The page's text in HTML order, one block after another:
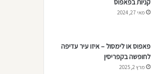
קניות בפאפוס
מאי 27, 2024
פאפוס או לימסול – איזו עיר עדיפה
לחופשה בקפריסין
מרץ 2, 2025